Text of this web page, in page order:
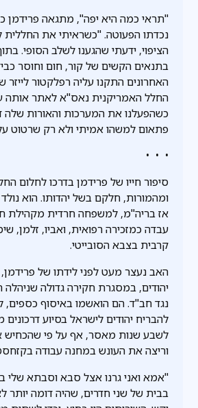
"תראי כמה היא יפה", מתגאה פרידמן
נכדתו הפעוטה. "כשראיתי את החללית
הציפוי, ידעתי שהגענו לשלב הסופי.
בתנאים הקשים של קור, חום וחוסר
האחרונים התקנו עליה רפלקטור לייזר
החלל האמריקנית נאס"א לאתר אותה
כשהפעלנו את המערכות והאורות שלה
פתאום למשהו אמיתי ולא רק שרטוט על
• • •
סיפור חייו של פרידמן בדרכו לחלום
אז בריה"מ, למשפחה חרדית מקהילת
עבדה כמזכירה רפואית, ואביו, זלמן,
קרבית בצבא הסובייטי.
האב נעצר מעט לפני לידתו של
יהודים, במסגרת חקירה גדולה
נגד חב"ד. הם הואשמו באיסוף כספים,
להבריח יהודים לישראל בסיוע
לשבע שנות מאסר, אף על פי
וריצה את העונש במחנה עבודה
"אמא ואני גרנו אצל סבא וסבתא שלי
בבית של שני חדרים, שהיה דומה יותר